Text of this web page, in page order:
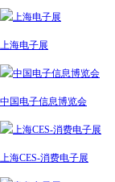
上海电子展
中国电子信息博览会
上海CES-消费电子展